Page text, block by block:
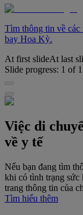
Tìm thông tin về các
bay Hoa Kỳ.
At first slideAt last
Slide progress: 1 of 1
Việc di
về y tế
Nếu bạn đang tìm
khi có tình trạng sức
trang thông tin của
Tìm hiểu thêm